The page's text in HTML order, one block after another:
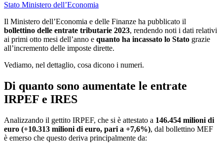
Stato Ministero dell’Economia
Il Ministero dell’Economia e delle Finanze ha pubblicato il
bollettino delle entrate tributarie 2023, rendendo noti i dati relativi
ai primi otto mesi dell’anno e quanto ha incassato lo Stato grazie
all’incremento delle imposte dirette.
Vediamo, nel dettaglio, cosa dicono i numeri.
Di quanto sono aumentate le entrate
IRPEF e IRES
Analizzando il gettito IRPEF, che si è attestato a 146.454 milioni di
euro (+10.313 milioni di euro, pari a +7,6%), dal bollettino MEF
è emerso che questo deriva principalmente da: